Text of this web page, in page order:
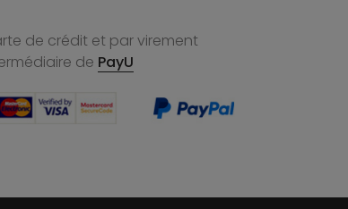
de crédit et par virement
de PayU